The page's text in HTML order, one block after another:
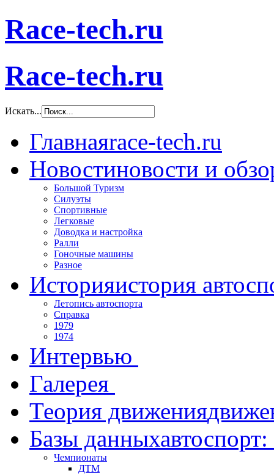
Race-tech.ru
Race-tech.ru
Искать...
Главнаяrace-tech.ru
Новостиновости и
Большой Туризм
Силуэты
Спортивные
Легковые
Доводка и настройка
Ралли
Гоночные машины
Разное
Историяистория
Летопись автоспорта
Справка
1979
1974
Интервью
Галерея
Теория движения
Базы данных
Чемпионаты
ДТМ